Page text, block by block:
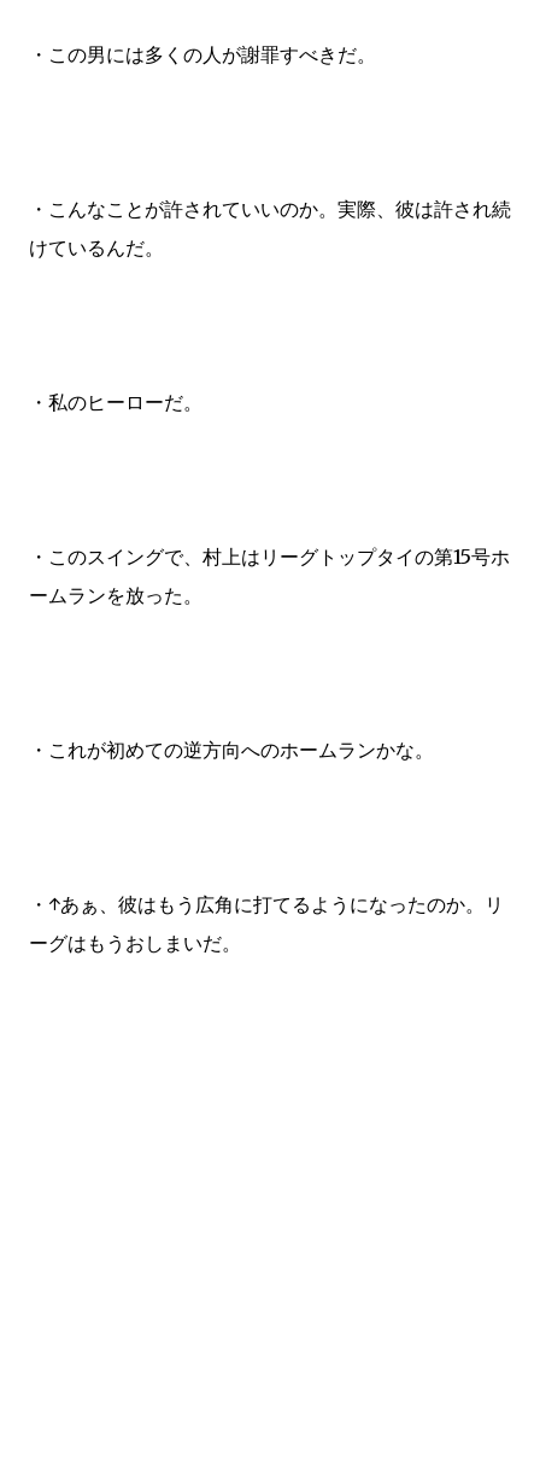
・この男には多くの人が謝罪すべきだ。
・こんなことが許されていいのか。実際、彼は許され続
けているんだ。
・私のヒーローだ。
・このスイングで、村上はリーグトップタイの第15号ホ
ームランを放った。
・これが初めての逆方向へのホームランかな。
・↑あぁ、彼はもう広角に打てるようになったのか。リ
ーグはもうおしまいだ。